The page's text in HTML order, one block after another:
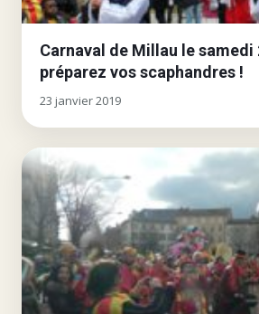
Carnaval de Millau le samedi
préparez vos scaphandres !
23 janvier 2019